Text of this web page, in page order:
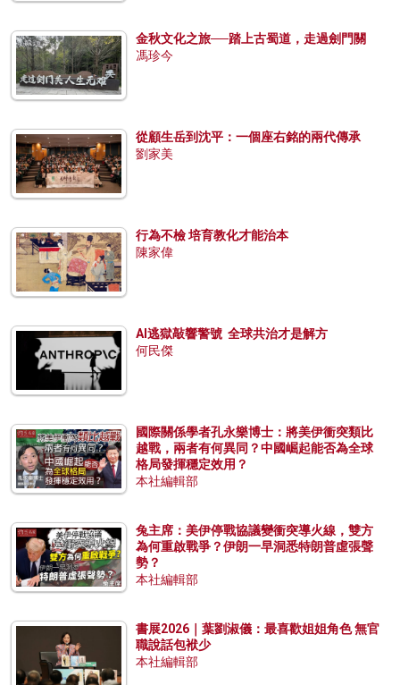
金秋文化之旅──踏上古蜀道，走過劍門關
馮珍今
從顧生岳到沈平：一個座右銘的兩代傳承
劉家美
行為不檢 培育教化才能治本
陳家偉
AI逃獄敲響警號 全球共治才是解方
何民傑
國際關係學者孔永樂博士：將美伊衝突類比
越戰，兩者有何異同？中國崛起能否為全球
格局發揮穩定效用？
本社編輯部
兔主席：美伊停戰協議變衝突導火線，雙方
為何重啟戰爭？伊朗一早洞悉特朗普虛張聲
勢？
本社編輯部
書展2026｜葉劉淑儀：最喜歡姐姐角色 無官
職說話包袱少
本社編輯部